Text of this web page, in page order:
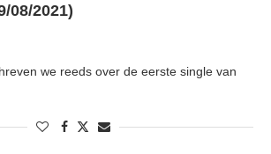
08/2021)
we reeds over de eerste single van